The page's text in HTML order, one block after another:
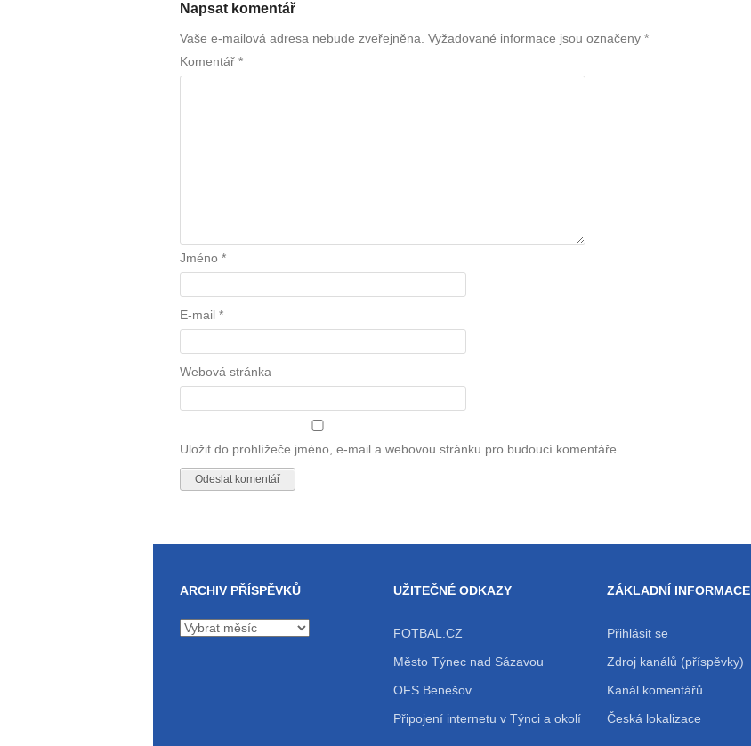
Napsat komentář
Vaše e-mailová adresa nebude zveřejněna. Vyžadované informace jsou označeny *
Komentář *
Jméno *
E-mail *
Webová stránka
Uložit do prohlížeče jméno, e-mail a webovou stránku pro budoucí komentáře.
ARCHIV PŘÍSPĚVKŮ
Archiv
UŽITEČNÉ ODKAZY
FOTBAL.CZ
Město Týnec nad Sázavou
OFS Benešov
Připojení internetu v Týnci a okolí
ZÁKLADNÍ INFORMACE
Přihlásit se
Zdroj kanálů (příspěvky)
Kanál komentářů
Česká lokalizace